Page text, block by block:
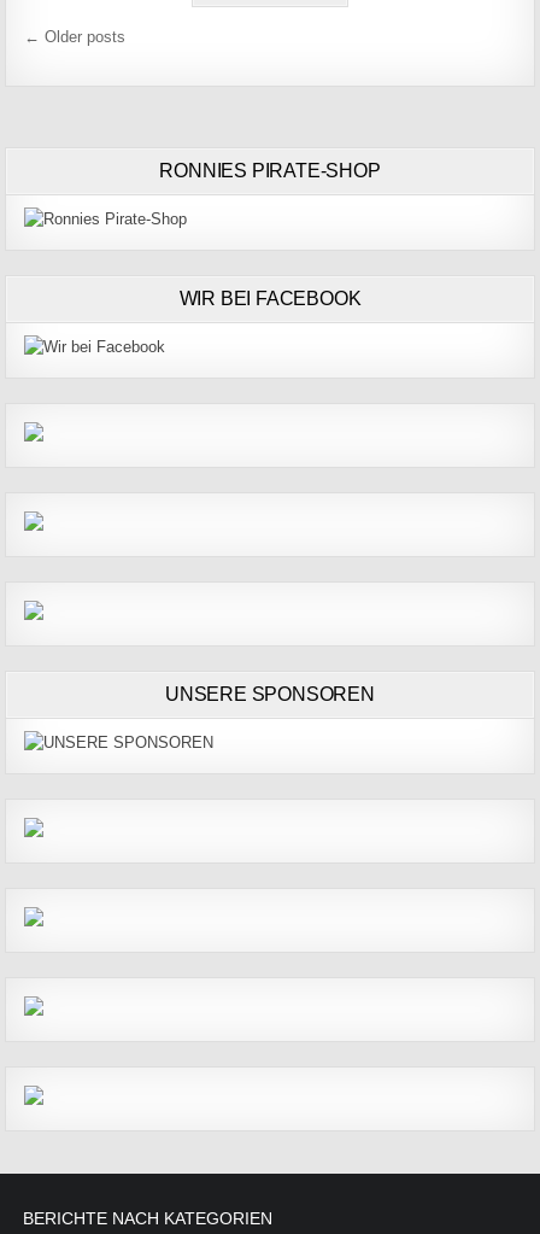
Beitragsnavigation
← Older posts
RONNIES PIRATE-SHOP
WIR BEI FACEBOOK
UNSERE SPONSOREN
BERICHTE NACH KATEGORIEN